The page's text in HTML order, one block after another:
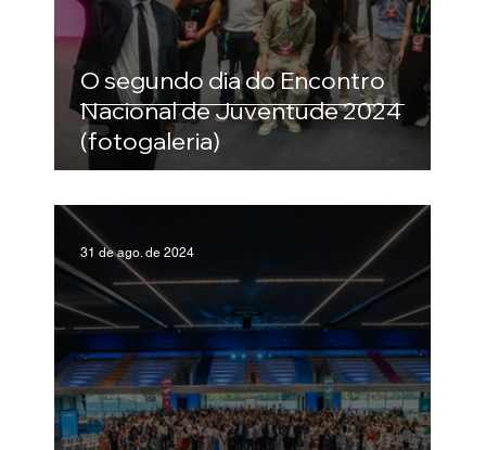
O segundo dia do Encontro
Nacional de Juventude 2024
(fotogaleria)
31 de ago. de 2024